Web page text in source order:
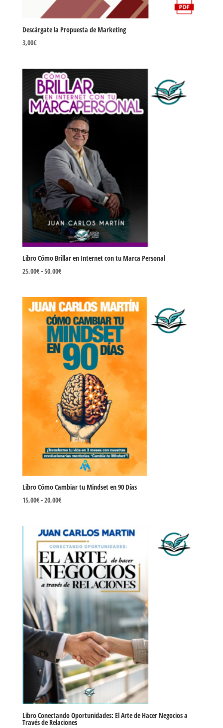
Descárgate la Propuesta de Marketing
3,00€
Libro Cómo Brillar en Internet con tu Marca Personal
25,00€-50,00€Rango
desde
25,00€
hasta
50,00€
Libro Cómo Cambiar tu Mindset en 90 Días
15,00€-20,00€Rango
desde
15,00€
hasta
20,00€
Libro Conectando Oportunidades: El Arte de Hacer Negocios a
Través de Relaciones